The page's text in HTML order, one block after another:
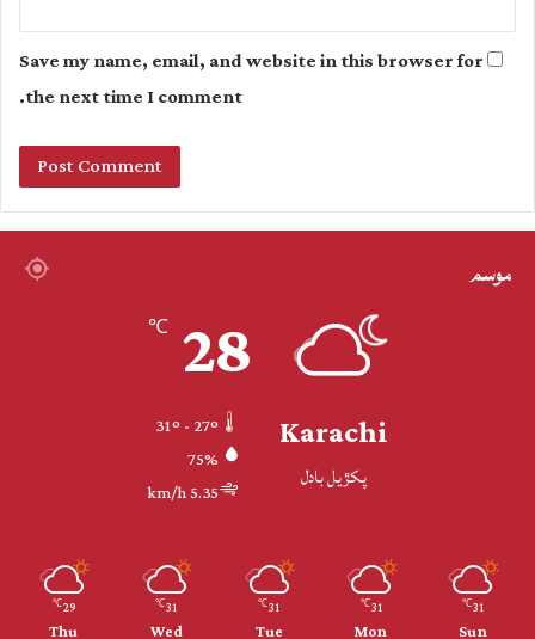
Save my name, email, and website in this browser for
the next time I comment.
موسم
Karachi
پکڙيل بادل
28
℃
75%
5.35 km/h
31
℃
Sun
31
℃
Mon
31
℃
Tue
31
℃
Wed
29
℃
Thu